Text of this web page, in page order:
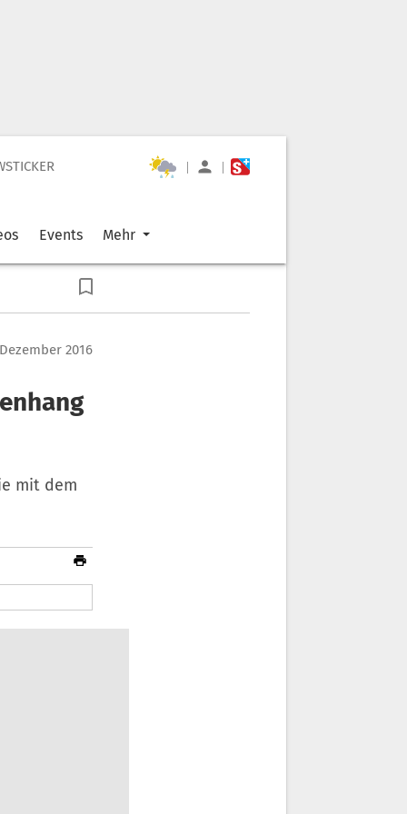
| |
Events Mehr
2016
mit dem